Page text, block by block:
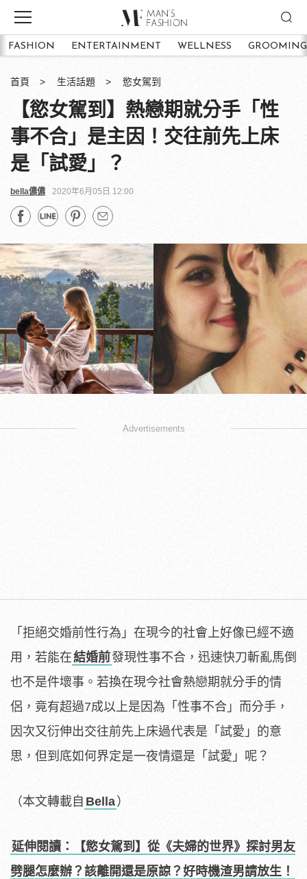
FASHION ENTERTAINMENT WELLNESS GROOMING
首頁 生活話題 慾女駕到
【慾女駕到】熱戀期就分手「性
事不合」是主因！交往前先上床
是「試愛」？
bella儂儂 2020年6月05日 12:00
Advertisements
「拒絕交婚前性行為」在現今的社會上好像已經不適
用，若能在結婚前發現性事不合，迅速快刀斬亂馬倒
也不是件壞事。若換在現今社會熱戀期就分手的情
侶，竟有超過7成以上是因為「性事不合」而分手，
因次又衍伸出交往前先上床過代表是「試愛」的意
思，但到底如何界定是一夜情還是「試愛」呢？
（本文轉載自 Bella）
延伸閱讀：【慾女駕到】從《夫婦的世界》探討男友
劈腿怎麼辦？該離開還是原諒？好時機渣男請放生！